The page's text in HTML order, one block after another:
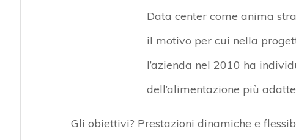
Data center come anima
il motivo per cui nella
l’azienda nel 2010 ha
dell’alimentazione più
Gli obiettivi? Prestazioni dinamiche e